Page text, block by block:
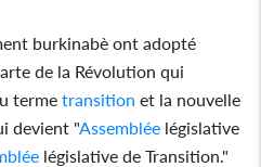
burkinabè ont adopté
de la Révolution qui
termetransition et la nouvelle
devient "Assemblée législative
législative de Transition."